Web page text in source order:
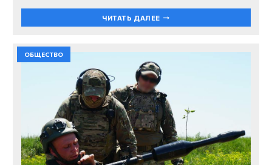
ЧИТАТЬ ДАЛЕЕ
ОБЩЕСТВО